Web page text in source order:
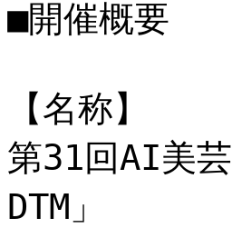
■開催概要
【名称】
第31回AI美
DTM」